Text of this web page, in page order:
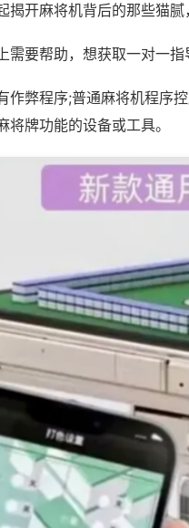
揭开麻将机背后的那些猫腻
需要帮助，想获取一对一
作弊程序;普通麻将机程序
将牌功能的设备或工具。